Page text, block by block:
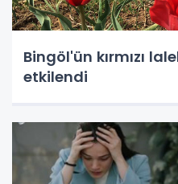
Bingöl'ün kırmızı
etkilendi